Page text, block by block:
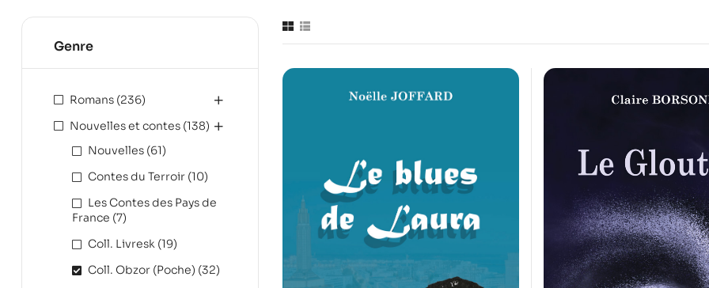
Genre
Romans (236)
Nouvelles et contes (138)
Nouvelles (61)
Contes du Terroir (10)
Les Contes des Pays de
France (7)
Coll. Livresk (19)
Coll. Obzor (Poche) (32)